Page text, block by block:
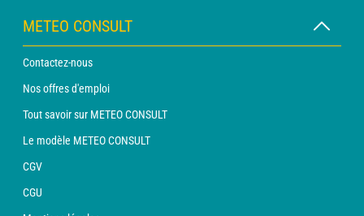
METEO CONSULT
Contactez-nous
Nos offres d'emploi
Tout savoir sur METEO CONSULT
Le modèle METEO CONSULT
CGV
CGU